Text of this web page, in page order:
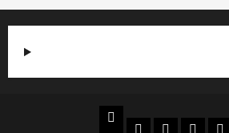
Beranda
PolitikOtomotif